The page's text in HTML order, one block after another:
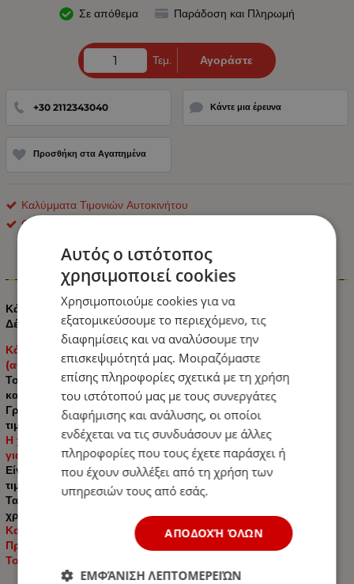
Σε απόθεμα Παράδοση και Πληρωμή
Τεμ. Αγοράστε
+30 2112343040 Κάντε μια έρευνα
Προσθήκη στα Αγαπημένα
Καλύμματα Τιμονιών Αυτοκινήτου
ΟΕΜ
Πληροφορίες
Κάλυμμα Τιμονιού Λοξότμητο Τύπου d-type από Οικολογικό
Δέρμα Μαύρο 37cm - 38cm
Κάλυμμα τιμονιού λοξότμητο, πεπλατυσμένο από κάτω
(αθλητικό) - γενικό μέγεθος 37 - 38 cm
Το κάλυμμα είναι πολύ άνετο και εφαρμόζει καλά στα χέρια
κατά την οδήγηση.
Γρήγορη και εύκολη εγκατάσταση, απλά τοποθετήστε το στο
τιμόνι.
Η χρήση υλικών υψηλής ποιότητας κάνει τη θήκη να διαρκεί
για πολλά χρόνια και να φαίνεται υπέροχη στο αυτοκίνητο.
Είναι σημαντικό να μετρήσετε την εξωτερική διάμετρο του
τιμονιού σας.
Τα μέρη είναι ραμμένα με δυνατές κλωστές που
χρησιμοποιούνται στην ταπετσαρία αυτοκινήτων.
Κατασκευασμένο από υψηλής ποιότητας άοσμο υλικά.
Προστατεύει τέλεια το τιμόνι από το τρίψιμο ή το καλύπτει.
Το εσωτερικό του καλύμματος δεν γλιστράει στο τιμόνι.
Αυτός ο ιστότοπος
χρησιμοποιεί cookies
Χρησιμοποιούμε cookies για να
εξατομικεύσουμε το περιεχόμενο, τις
διαφημίσεις και να αναλύσουμε την
επισκεψιμότητά μας. Μοιραζόμαστε
επίσης πληροφορίες σχετικά με τη χρήση
του ιστότοπού μας με τους συνεργάτες
διαφήμισης και ανάλυσης, οι οποίοι
ενδέχεται να τις συνδυάσουν με άλλες
πληροφορίες που τους έχετε παράσχει ή
που έχουν συλλέξει από τη χρήση των
υπηρεσιών τους από εσάς.
ΑΠΟΔΟΧΉ ΌΛΩΝ
ΕΜΦΆΝΙΣΗ ΛΕΠΤΟΜΕΡΕΙΏΝ